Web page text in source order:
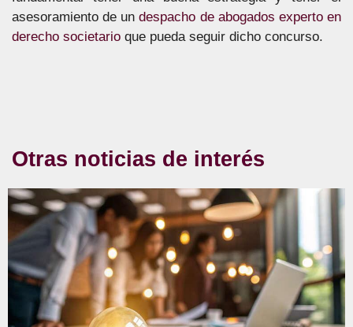
asesoramiento de undespacho de abogados experto en
derecho societario que pueda seguir dicho concurso.
Otras noticias de interés